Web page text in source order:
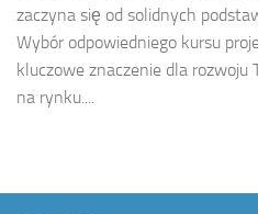
zaczyna się od solidnych
Wybór odpowiedniego kursu
kluczowe znaczenie dla rozwoju
na rynku....